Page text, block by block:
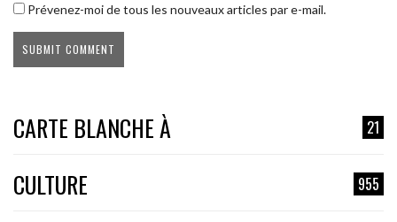
Prévenez-moi de tous les nouveaux articles par e-mail.
CARTE BLANCHE À 21
CULTURE 955